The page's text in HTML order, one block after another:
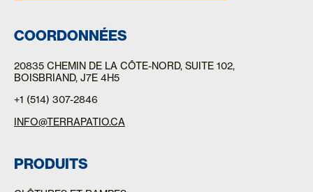
COORDONNÉES
20835 CHEMIN DE LA CÔTE-NORD, SUITE 102,
BOISBRIAND, J7E 4H5
+1 (514) 307-2846
INFO@TERRAPATIO.CA
PRODUITS